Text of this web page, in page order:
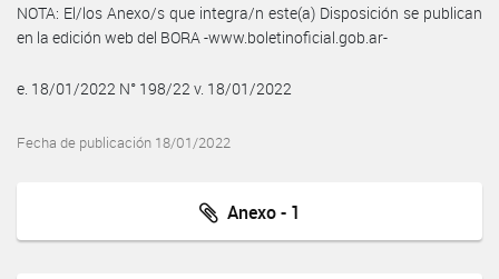
NOTA: El/los Anexo/s que integra/n este(a) Disposición se publican
en la edición web del BORA -www.boletinoficial.gob.ar-
e. 18/01/2022 N° 198/22 v. 18/01/2022
Fecha de publicación 18/01/2022
Anexo - 1